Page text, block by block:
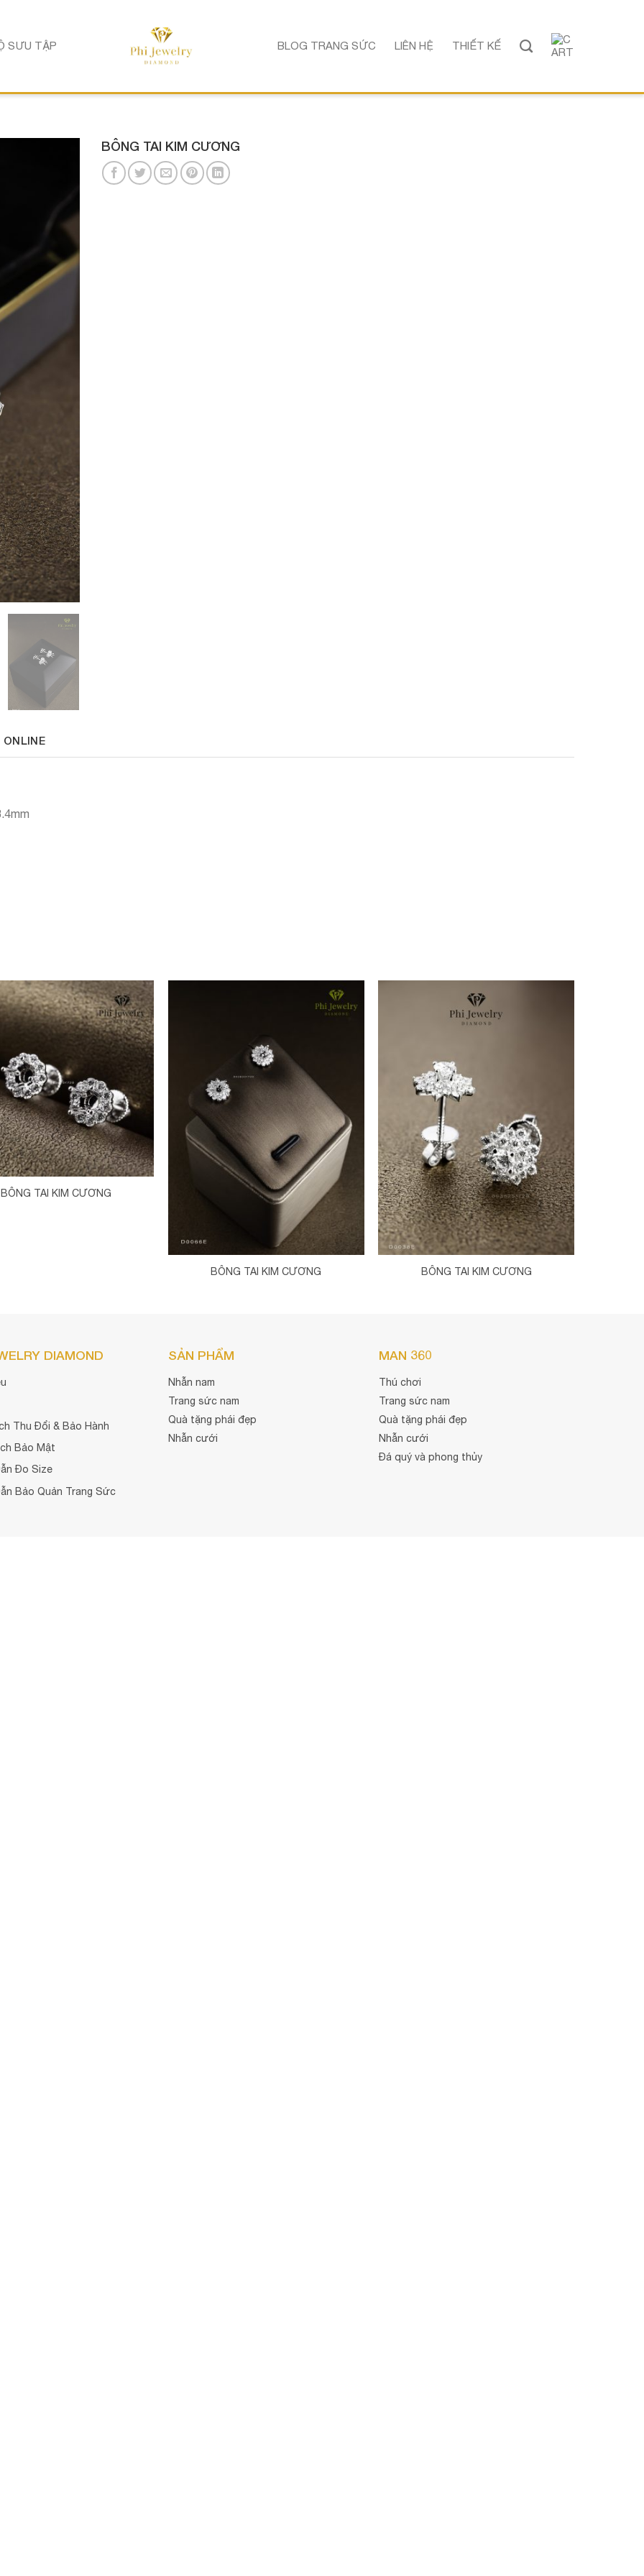
SƯU TẬP BLOG TRANG SỨC LIÊN HỆ THIẾT KẾ
BÔNG TAI KIM CƯƠNG
ONLINE
Thêm vào yêu thích
BÔNG TAI KIM CƯƠNG
BÔNG TAI KIM CƯƠNG
Thêm vào yêu thích
BÔNG TAI KIM CƯƠNG
DIAMOND
Thu Đổi & Bảo Hành
Bảo Mật
Đo Size
Bảo Quản Trang Sức
SẢN PHẨM
Nhẫn nam
Trang sức nam
Quà tặng phái đẹp
Nhẫn cưới
MAN 360
Thú chơi
Trang sức nam
Quà tặng phái đẹp
Nhẫn cưới
Đá quý và phong thủy